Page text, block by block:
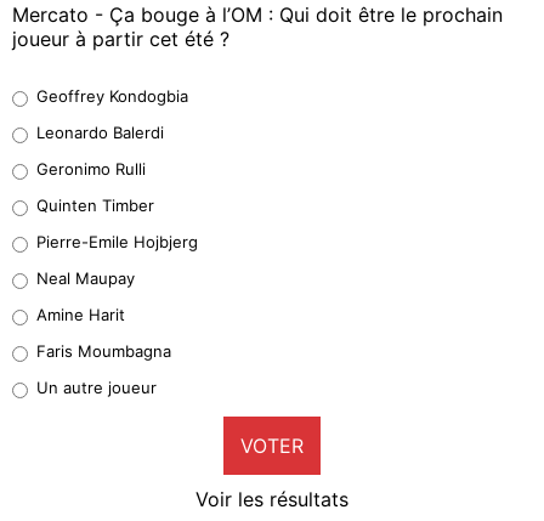
Mercato - Ça bouge à l’OM : Qui doit être le prochain
joueur à partir cet été ?
37%
32%
5%
1%
9%
Geoffrey Kondogbia
Leonardo Balerdi
Geronimo Rulli
Quinten Timber
Pierre-Emile Hojbjerg
Neal Maupay
Amine Harit
Faris Moumbagna
Un autre joueur
VOTER
Voir les résultats